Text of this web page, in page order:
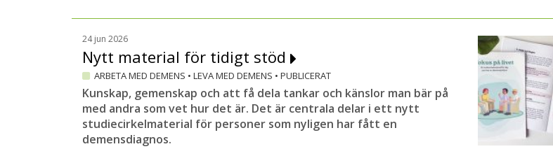
24 jun 2026
Nytt material för tidigt stöd
ARBETA MED DEMENS • LEVA MED DEMENS • PUBLICERAT
Kunskap, gemenskap och att få dela tankar och känslor man bär på
med andra som vet hur det är. Det är centrala delar i ett nytt
studiecirkelmaterial för personer som nyligen har fått en
demensdiagnos.